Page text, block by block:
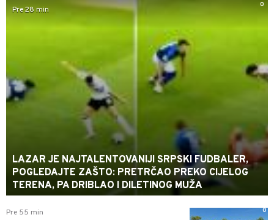
0
Pre 28 min
LAZAR JE NAJTALENTOVANIJI SRPSKI FUDBALER,
POGLEDAJTE ZAŠTO: PRETRČAO PREKO CIJELOG
TERENA, PA DRIBLAO I DILETINOG MUŽA
0
Pre 55 min